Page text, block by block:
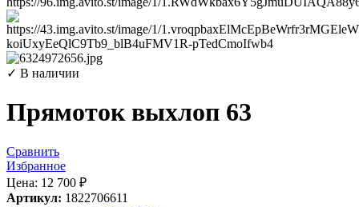
✓ В наличии
Прямоток выхлоп 63
Сравнить
Избранное
Цена: 12 700 ₽
Артикул: 1822706611